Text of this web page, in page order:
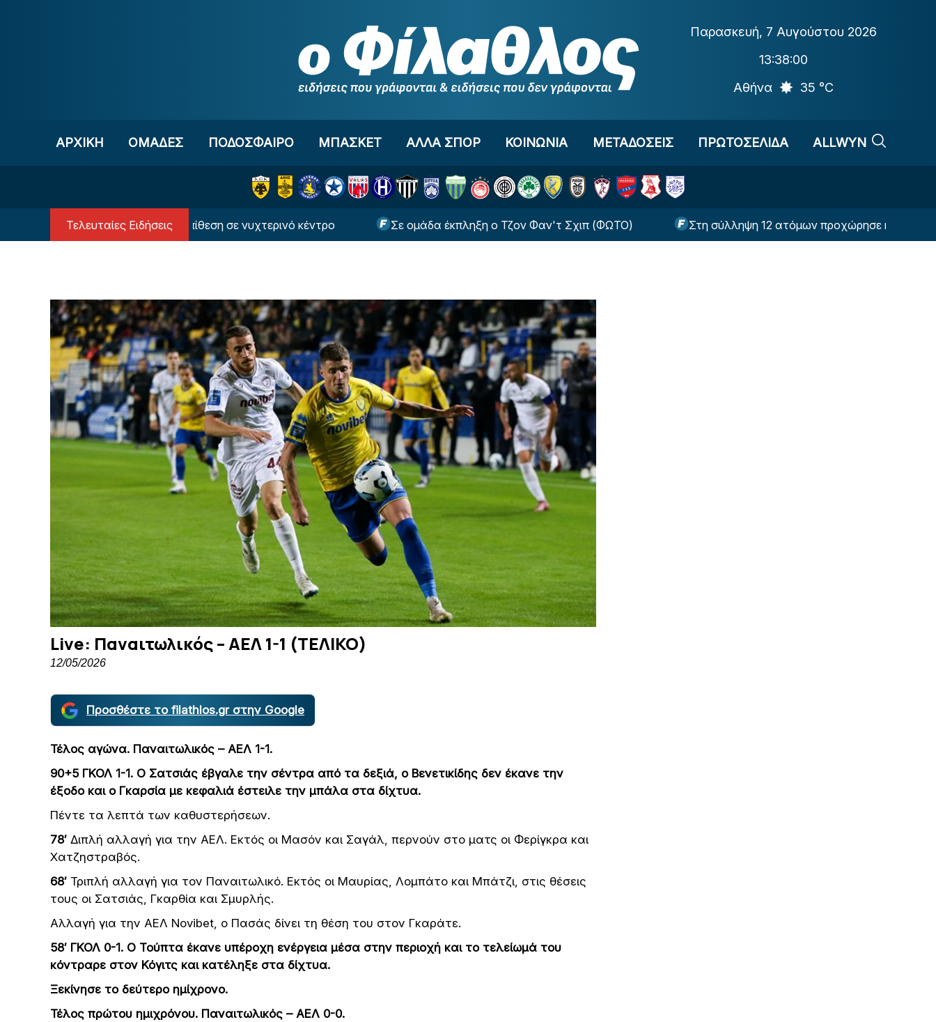
Παρασκευή, 7 Αυγούστου 2026
13:38:01
Αθήνα
35 °C
ΑΡΧΙΚΗ OΜΑΔΕΣ ΠΟΔΟΣΦΑΙΡΟ ΜΠΑΣΚΕΤ ΑΛΛΑ ΣΠΟΡ ΚΟΙΝΩΝΙΑ ΜΕΤΑΔΟΣΕΙΣ ΠΡΩΤΟΣΕΛΙΔΑ ALLWYN
Τελευταίες Ειδήσεις
κατηγορείται για επίθεση σε νυχτερινό κέντρο Σε ομάδα έκπληξη ο Τζον Φαν'τ Σχιπ (ΦΩΤΟ) Στη σύλληψη 12 ατόμων προχώρησε η ΕΛ.ΑΣ. πριν το
Live: Παναιτωλικός – ΑΕΛ 1-1 (ΤΕΛΙΚΟ)
12/05/2026
Προσθέστε το filathlos.gr στην Google
Τέλος αγώνα. Παναιτωλικός – ΑΕΛ 1-1.
90+5 ΓΚΟΛ 1-1. Ο Σατσιάς έβγαλε την σέντρα από τα δεξιά, ο Βενετικίδης δεν έκανε την
έξοδο και ο Γκαρσία με κεφαλιά έστειλε την μπάλα στα δίχτυα.
Πέντε τα λεπτά των καθυστερήσεων.
78′ Διπλή αλλαγή για την ΑΕΛ. Εκτός οι Μασόν και Σαγάλ, περνούν στο ματς οι Φερίγκρα και
Χατζηστραβός.
68′ Τριπλή αλλαγή για τον Παναιτωλικό. Εκτός οι Μαυρίας, Λομπάτο και Μπάτζι, στις θέσεις
τους οι Σατσιάς, Γκαρθία και Σμυρλής.
Αλλαγή για την ΑΕΛ Novibet, ο Πασάς δίνει τη θέση του στον Γκαράτε.
58′ ΓΚΟΛ 0-1. Ο Τούπτα έκανε υπέροχη ενέργεια μέσα στην περιοχή και το τελείωμά του
κόντραρε στον Κόγιτς και κατέληξε στα δίχτυα.
Ξεκίνησε το δεύτερο ημίχρονο.
Τέλος πρώτου ημιχρόνου. Παναιτωλικός – ΑΕΛ 0-0.